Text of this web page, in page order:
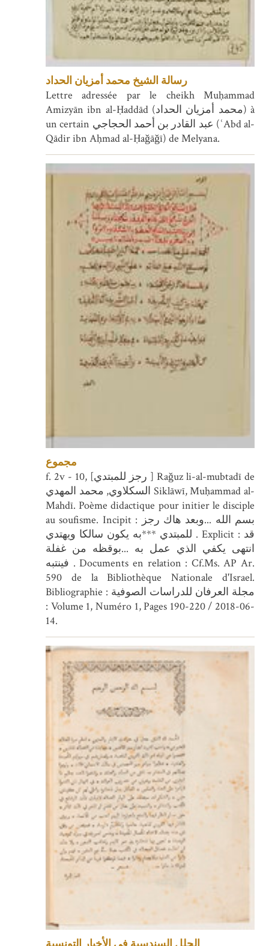
رسالة الشيخ محمد أمزيان الحداد
Lettre adressée par le cheikh Muḥammad
Amizyān ibn al-Ḥaddād (محمد أمزيان الحداد) à
un certain عبد القادر بن أحمد الحجاجي (ʿAbd al-
Qādir ibn Aḥmad al-Ḥaǧāǧī) de Melyana.
مجموع
f. 2v - 10, [رجز للمبتدي ] Raǧuz li-al-mubtadī de
السكلاوي, محمد المهدي Siklāwī, Muḥammad al-
Mahdī. Poème didactique pour initier le disciple
au soufisme. Incipit : بسم الله ...وبعد هاك رجز
للمبتدي ***به يكون سالكا ويهتدي . Explicit : قد
انتهى يكفي الذي عمل به ...بوقظه من غفلة
فينتبه . Documents en relation : Cf.Ms. AP Ar.
590 de la Bibliothèque Nationale d'Israel.
Bibliographie : مجلة العرفان للدراسات الصوفية
: Volume 1, Numéro 1, Pages 190-220 / 2018-06-
14.